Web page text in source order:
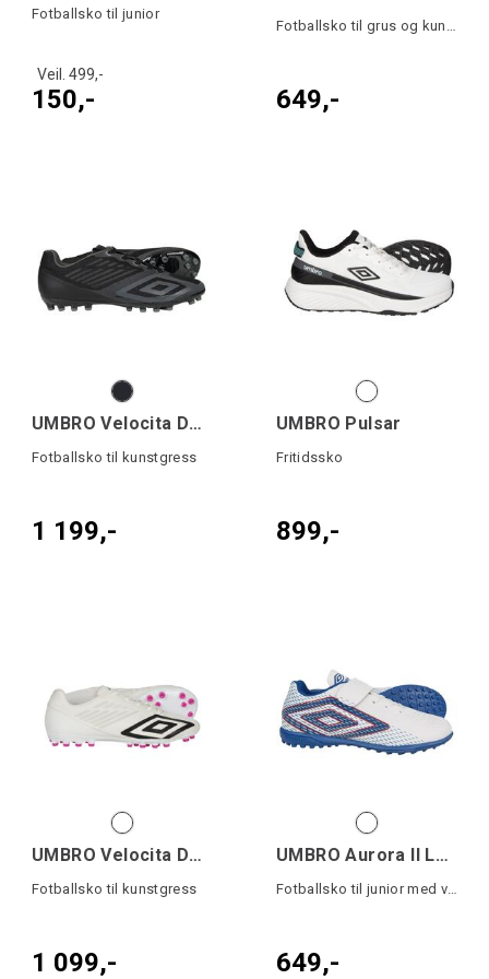
Fotballsko til junior
Veil. 499,-
150,-
Fotballsko til grus og kunstgress
649,-
UMBRO Velocita Decima Team AG
Fotballsko til kunstgress
1 199,-
UMBRO Pulsar
Fritidssko
899,-
UMBRO Velocita Decima Team AG
Fotballsko til kunstgress
1 099,-
UMBRO Aurora II Lo TF VE Jr
Fotballsko til junior med velcro
649,-